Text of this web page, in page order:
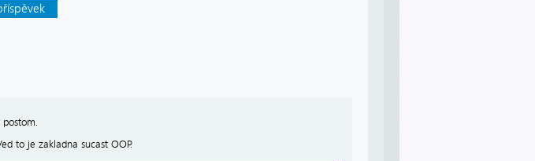
to je zakladna sucast OOP.